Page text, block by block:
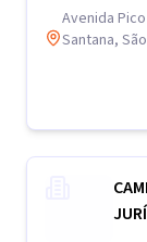
Avenida
Santana,